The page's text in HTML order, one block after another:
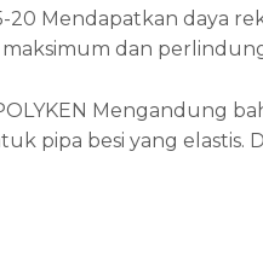
20 Mendapatkan daya
dan
Mengandung
pipa besi yang elastis.